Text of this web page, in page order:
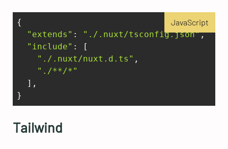
JavaScript
{
"extends" : "./.nuxt/tsconfig.json",
"include" : [
"./.nuxt/nuxt.d.ts" ,
"./**/*"
  ],
Tailwind